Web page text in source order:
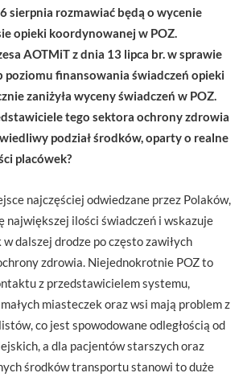
sierpnia rozmawiać będą o wycenie
opieki koordynowanej w POZ.
AOTMiT z dnia 13 lipca br. w sprawie
poziomu finansowania świadczeń opieki
zaniżyła wyceny świadczeń w POZ.
tego sektora ochrony zdrowia
podział środków, oparty o realne
placówek?
najczęściej odwiedzane przez Polaków,
największej ilości świadczeń i wskazuje
dalszej drodze po często zawiłych
zdrowia. Niejednokrotnie POZ to
z przedstawicielem systemu,
miasteczek oraz wsi mają problem z
co jest spowodowane odległością od
a dla pacjentów starszych oraz
środków transportu stanowi to duże